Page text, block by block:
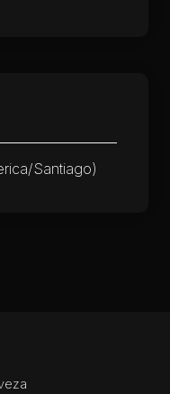
Santiago)